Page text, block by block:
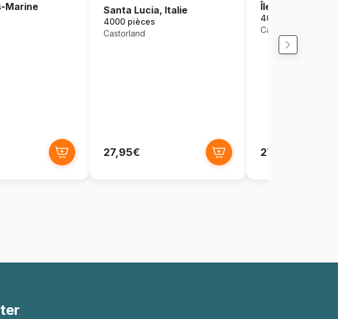
Marine Santa Lucia, Italie
4000 pièces
Castorland
27,95€
Île de l'Esprit
4000 pièces
Castorland
27,95€